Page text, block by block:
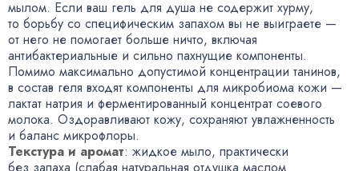
мылом. Если ваш гель для душа не содержит хурму,
то борьбу со специфическим запахом вы не выиграете —
от него не помогает больше ничто, включая
антибактериальные и сильно пахнущие компоненты.
Помимо максимально допустимой концентрации танинов,
в состав геля входят компоненты для микробиома кожи —
лактат натрия и ферментированный концентрат соевого
молока. Оздоравливают кожу, сохраняют увлажненность
и баланс микрофлоры.
Текстура и аромат: жидкое мыло, практически